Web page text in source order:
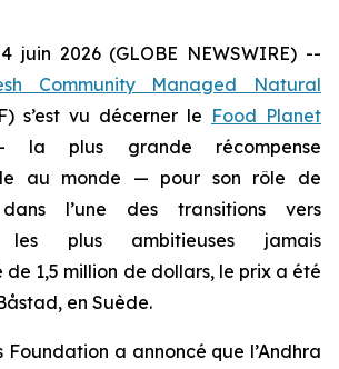
juin 2026 (GLOBE NEWSWIRE) --
Community Managed Natural
s’est vu décerner le Food Planet
plus grande récompense
au monde — pour son rôle de
l’une des transitions vers
les plus ambitieuses
jamais
de 1,5 million de dollars, le prix a été
en Suède.
Foundation a annoncé que l’Andhra